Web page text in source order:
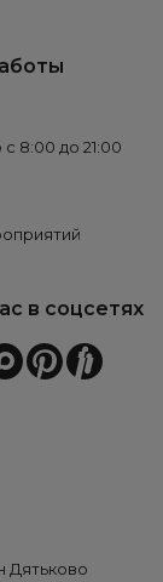
8:00 до 21:00
в соцсетях
Дятьково